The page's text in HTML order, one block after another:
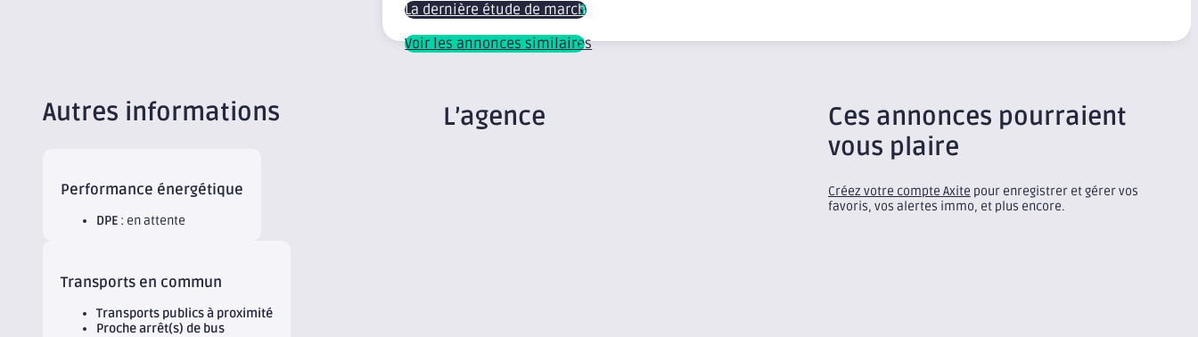
La dernière étude de marché
Voir les annonces similaires
Autres informations
Performance énergétique
DPE : en attente
Transports en commun
Transports publics à proximité
Proche arrêt(s) de bus
L’agence
Ces annonces pourraient
vous plaire
Créez votre compte Axite pour enregistrer et gérer vos
favoris, vos alertes immo, et plus encore.